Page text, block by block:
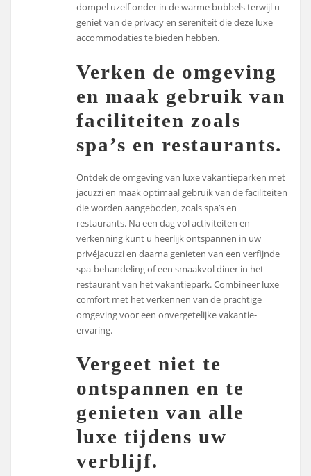
dompel uzelf onder in de warme bubbels terwijl u
geniet van de privacy en sereniteit die deze luxe
accommodaties te bieden hebben.
Verken de omgeving
en maak gebruik van
faciliteiten zoals
spa’s en restaurants.
Ontdek de omgeving van luxe vakantieparken met
jacuzzi en maak optimaal gebruik van de faciliteiten
die worden aangeboden, zoals spa’s en
restaurants. Na een dag vol activiteiten en
verkenning kunt u heerlijk ontspannen in uw
privéjacuzzi en daarna genieten van een verfijnde
spa-behandeling of een smaakvol diner in het
restaurant van het vakantiepark. Combineer luxe
comfort met het verkennen van de prachtige
omgeving voor een onvergetelijke vakantie-
ervaring.
Vergeet niet te
ontspannen en te
genieten van alle
luxe tijdens uw
verblijf.